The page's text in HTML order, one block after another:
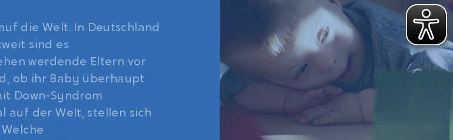
die Welt. In Deutschland
sind es
werdende Eltern vor
ob ihr Baby überhaupt
Down-Syndrom
auf der Welt, stellen sich